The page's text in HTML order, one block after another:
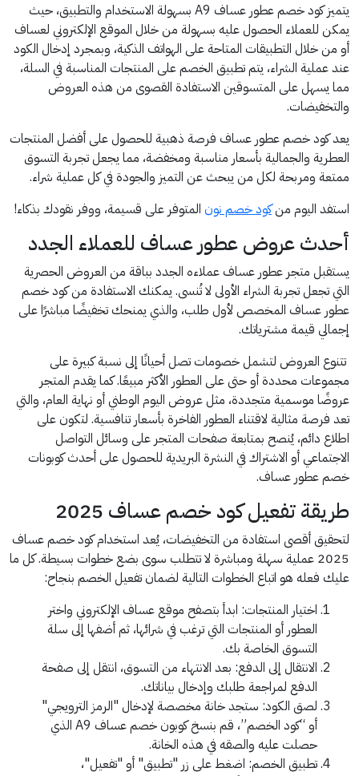
يتميز كود خصم عطور عساف A9 بسهولة الاستخدام والتطبيق، حيث
يمكن للعملاء الحصول عليه بسهولة من خلال الموقع الإلكتروني لعساف
أو من خلال التطبيقات المتاحة على الهواتف الذكية، وبمجرد إدخال الكود
عند عملية الشراء، يتم تطبيق الخصم على المنتجات المناسبة في السلة،
مما يسهل على المتسوقين الاستفادة القصوى من هذه العروض
والتخفيضات.
يعد كود خصم عطور عساف فرصة ذهبية للحصول على أفضل المنتجات
العطرية والجمالية بأسعار مناسبة ومخفضة، مما يجعل تجربة التسوق
ممتعة ومربحة لكل من يبحث عن التميز والجودة في كل عملية شراء.
استفد اليوم منكود خصم نون المتوفر على قسيمة، ووفر نقودك بذكاء!
أحدث عروض عطور عساف للعملاء الجدد
يستقبل متجر عطور عساف عملاءه الجدد بباقة من العروض الحصرية
التي تجعل تجربة الشراء الأولى لا تُنسى. يمكنك الاستفادة من كود خصم
عطور عساف المخصص لأول طلب، والذي يمنحك تخفيضًا مباشرًا على
إجمالي قيمة مشترياتك.
تتنوع العروض لتشمل خصومات تصل أحيانًا إلى نسبة كبيرة على
مجموعات محددة أو حتى على العطور الأكثر مبيعًا. كما يقدم المتجر
عروضًا موسمية متجددة، مثل عروض اليوم الوطني أو نهاية العام، والتي
تعد فرصة مثالية لاقتناء العطور الفاخرة بأسعار تنافسية. لتكون على
اطلاع دائم، يُنصح بمتابعة صفحات المتجر على وسائل التواصل
الاجتماعي أو الاشتراك في النشرة البريدية للحصول على أحدث كوبونات
خصم عطور عساف.
طريقة تفعيل كود خصم عساف 2025
لتحقيق أقصى استفادة من التخفيضات، يُعد استخدام كود خصم عساف
2025 عملية سهلة ومباشرة لا تتطلب سوى بضع خطوات بسيطة. كل ما
عليك فعله هو اتباع الخطوات التالية لضمان تفعيل الخصم بنجاح:
اختيار المنتجات: ابدأ بتصفح موقع عساف الإلكتروني واختر
العطور أو المنتجات التي ترغب في شرائها، ثم أضفها إلى سلة
التسوق الخاصة بك.
الانتقال إلى الدفع: بعد الانتهاء من التسوق، انتقل إلى صفحة
الدفع لمراجعة طلبك وإدخال بياناتك.
لصق الكود: ستجد خانة مخصصة لإدخال "الرمز الترويجي"
أو “كود الخصم”، قم بنسخ كوبون خصم عساف A9 الذي
حصلت عليه والصقه في هذه الخانة.
تطبيق الخصم: اضغط على زر "تطبيق" أو "تفعيل"،